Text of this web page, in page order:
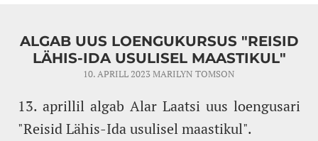
ALGAB UUS LOENGUKURSUS "REISID
LÄHIS-IDA USULISEL MAASTIKUL"
10. APRILL 2023MARILYN TOMSON
13. aprillil algab Alar Laatsi uus loengusari
"Reisid Lähis-Ida usulisel maastikul".